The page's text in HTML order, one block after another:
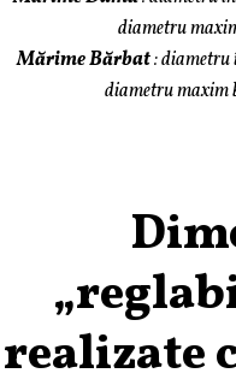
diametru
Mărime Bărbat:diametru
diametru maxim
realizate